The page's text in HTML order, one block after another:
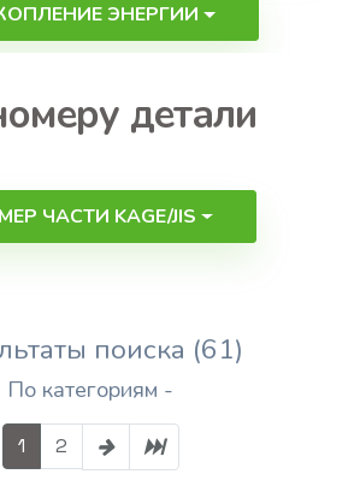
ЭНЕРГИИ
детали
ЧАСТИ KAGE/JIS
поиска (61)
По категориям -
1 2